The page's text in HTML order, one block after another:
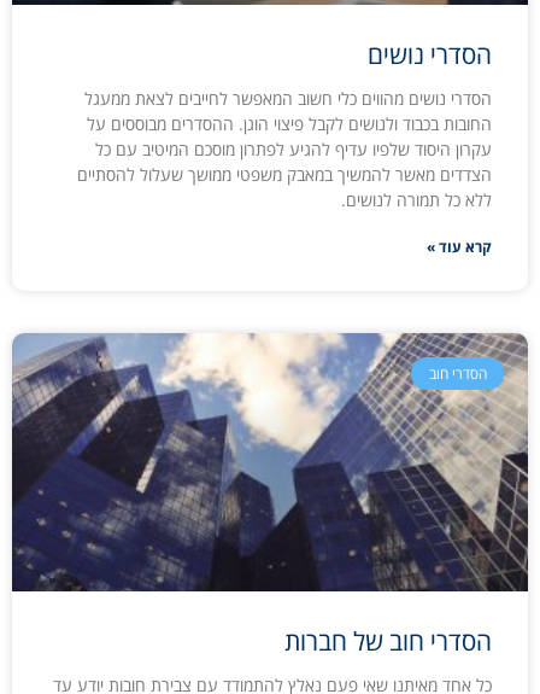
הסדרי נושים
הסדרי נושים מהווים כלי חשוב המאפשר לחייבים לצאת ממעגל
החובות בכבוד ולנושים לקבל פיצוי הוגן. ההסדרים מבוססים על
עקרון היסוד שלפיו עדיף להגיע לפתרון מוסכם המיטיב עם כל
הצדדים מאשר להמשיך במאבק משפטי ממושך שעלול להסתיים
ללא כל תמורה לנושים.
קרא עוד »
הסדרי חוב
הסדרי חוב של חברות
כל אחד מאיתנו שאי פעם נאלץ להתמודד עם צבירת חובות יודע עד